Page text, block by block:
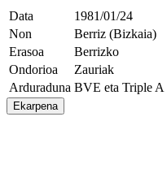
Data
1981/01/24
Non
Berriz (Bizkaia)
Erasoa
Berrizko
Ondorioa
Zauriak
Arduraduna BVE eta Triple A